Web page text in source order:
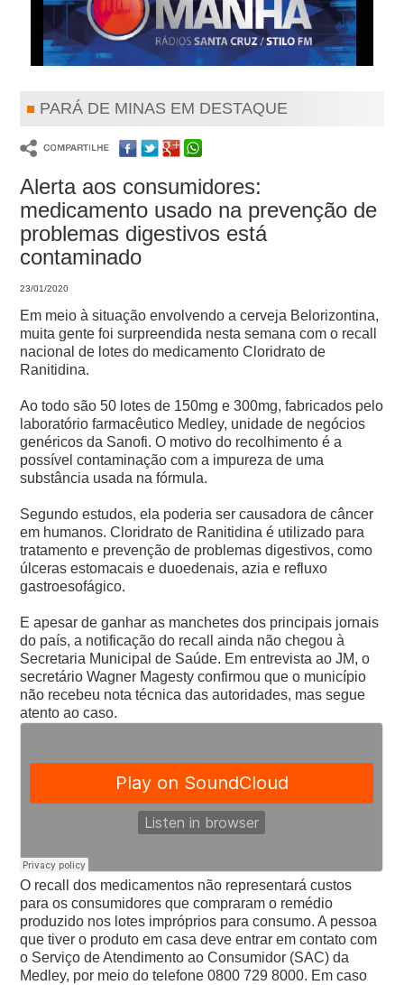
PARÁ DE MINAS EM DESTAQUE
Alerta aos consumidores:
medicamento usado na prevenção de
problemas digestivos está
contaminado
23/01/2020
Em meio à situação envolvendo a cerveja Belorizontina,
muita gente foi surpreendida nesta semana com o recall
nacional de lotes do medicamento Cloridrato de
Ranitidina.
Ao todo são 50 lotes de 150mg e 300mg, fabricados pelo
laboratório farmacêutico Medley, unidade de negócios
genéricos da Sanofi. O motivo do recolhimento é a
possível contaminação com a impureza de uma
substância usada na fórmula.
Segundo estudos, ela poderia ser causadora de câncer
em humanos. Cloridrato de Ranitidina é utilizado para
tratamento e prevenção de problemas digestivos, como
úlceras estomacais e duoedenais, azia e refluxo
gastroesofágico.
E apesar de ganhar as manchetes dos principais jornais
do país, a notificação do recall ainda não chegou à
Secretaria Municipal de Saúde. Em entrevista ao JM, o
secretário Wagner Magesty confirmou que o município
não recebeu nota técnica das autoridades, mas segue
atento ao caso.
O recall dos medicamentos não representará custos
para os consumidores que compraram o remédio
produzido nos lotes impróprios para consumo. A pessoa
que tiver o produto em casa deve entrar em contato com
o Serviço de Atendimento ao Consumidor (SAC) da
Medley, por meio do telefone 0800 729 8000. Em caso